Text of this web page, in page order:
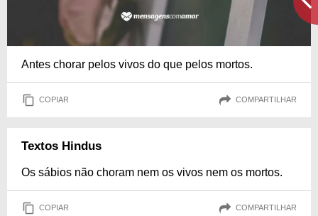
Antes chorar pelos vivos do que pelos mortos.
COPIAR COMPARTILHAR
Textos Hindus
Os sábios não choram nem os vivos nem os mortos.
COPIAR COMPARTILHAR